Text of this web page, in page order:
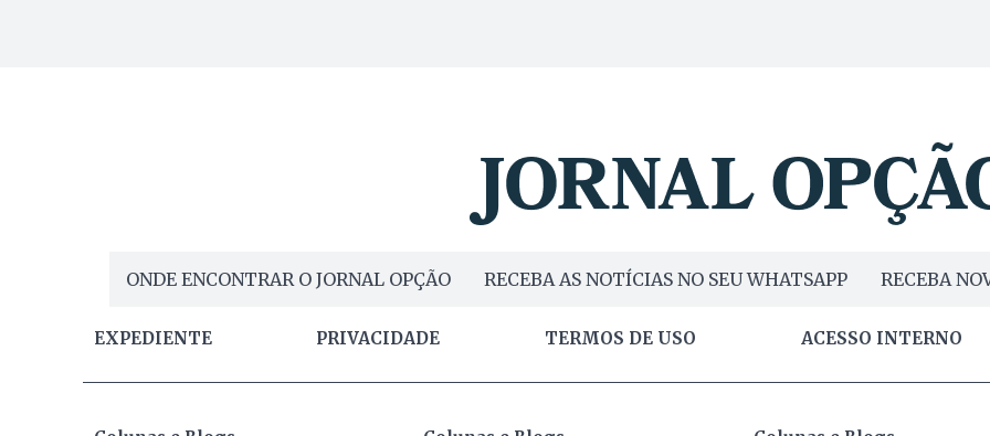
ONDE ENCONTRAR O JORNAL OPÇÃO RECEBA AS NOTÍCIAS NO SEU WHATSAPP RECEBA
EXPEDIENTE PRIVACIDADE TERMOS DE USO ACESSO INTERNO